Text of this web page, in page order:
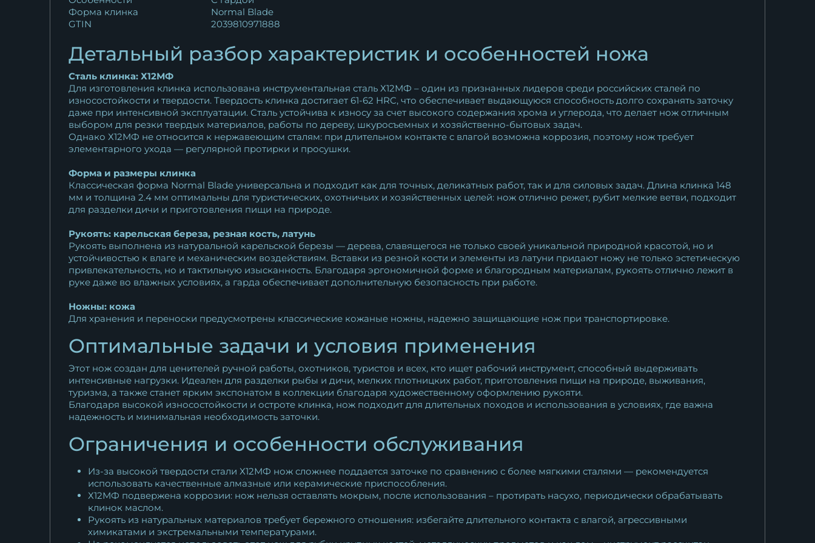
Форма клинка
Normal Blade
GTIN
2039810971888
Детальный разбор характеристик и особенностей ножа
Сталь клинка: Х12МФ
Для изготовления клинка использована инструментальная сталь Х12МФ – один из признанных лидеров среди российских сталей по
износостойкости и твердости. Твердость клинка достигает 61-62 HRC, что обеспечивает выдающуюся способность долго сохранять заточку
даже при интенсивной эксплуатации. Сталь устойчива к износу за счет высокого содержания хрома и углерода, что делает нож отличным
выбором для резки твердых материалов, работы по дереву, шкуросъемных и хозяйственно-бытовых задач.
Однако Х12МФ не относится к нержавеющим сталям: при длительном контакте с влагой возможна коррозия, поэтому нож требует
элементарного ухода — регулярной протирки и просушки.
Форма и размеры клинка
Классическая форма Normal Blade универсальна и подходит как для точных, деликатных работ, так и для силовых задач. Длина клинка 148
мм и толщина 2.4 мм оптимальны для туристических, охотничьих и хозяйственных целей: нож отлично режет, рубит мелкие ветви, подходит
для разделки дичи и приготовления пищи на природе.
Рукоять: карельская береза, резная кость, латунь
Рукоять выполнена из натуральной карельской березы — дерева, славящегося не только своей уникальной природной красотой, но и
устойчивостью к влаге и механическим воздействиям. Вставки из резной кости и элементы из латуни придают ножу не только эстетическую
привлекательность, но и тактильную изысканность. Благодаря эргономичной форме и благородным материалам, рукоять отлично лежит в
руке даже во влажных условиях, а гарда обеспечивает дополнительную безопасность при работе.
Ножны: кожа
Для хранения и переноски предусмотрены классические кожаные ножны, надежно защищающие нож при транспортировке.
Оптимальные задачи и условия применения
Этот нож создан для ценителей ручной работы, охотников, туристов и всех, кто ищет рабочий инструмент, способный выдерживать
интенсивные нагрузки. Идеален для разделки рыбы и дичи, мелких плотницких работ, приготовления пищи на природе, выживания,
туризма, а также станет ярким экспонатом в коллекции благодаря художественному оформлению рукояти.
Благодаря высокой износостойкости и остроте клинка, нож подходит для длительных походов и использования в условиях, где важна
надежность и минимальная необходимость заточки.
Ограничения и особенности обслуживания
Из-за высокой твердости стали Х12МФ нож сложнее поддается заточке по сравнению с более мягкими сталями — рекомендуется
использовать качественные алмазные или керамические приспособления.
Х12МФ подвержена коррозии: нож нельзя оставлять мокрым, после использования – протирать насухо, периодически обрабатывать
клинок маслом.
Рукоять из натуральных материалов требует бережного отношения: избегайте длительного контакта с влагой, агрессивными
химикатами и экстремальными температурами.